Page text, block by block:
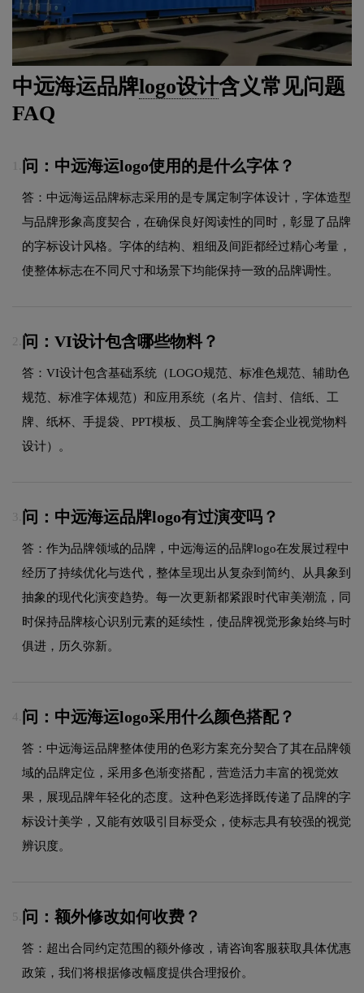
中远海运品牌logo设计含义常见问题
FAQ
问：中远海运logo使用的是什么字体？
答：中远海运品牌标志采用的是专属定制字体设计，字体造型
与品牌形象高度契合，在确保良好阅读性的同时，彰显了品牌
的字标设计风格。字体的结构、粗细及间距都经过精心考量，
使整体标志在不同尺寸和场景下均能保持一致的品牌调性。
2. 问：VI设计包含哪些物料？
答：VI设计包含基础系统（LOGO规范、标准色规范、辅助色
规范、标准字体规范）和应用系统（名片、信封、信纸、工
牌、纸杯、手提袋、PPT模板、员工胸牌等全套企业视觉物料
设计）。
3. 问：中远海运品牌logo有过演变吗？
答：作为品牌领域的品牌，中远海运的品牌logo在发展过程中
经历了持续优化与迭代，整体呈现出从复杂到简约、从具象到
抽象的现代化演变趋势。每一次更新都紧跟时代审美潮流，同
时保持品牌核心识别元素的延续性，使品牌视觉形象始终与时
俱进，历久弥新。
4. 问：中远海运logo采用什么颜色搭配？
答：中远海运品牌整体使用的色彩方案充分契合了其在品牌领
域的品牌定位，采用多色渐变搭配，营造活力丰富的视觉效
果，展现品牌年轻化的态度。这种色彩选择既传递了品牌的字
标设计美学，又能有效吸引目标受众，使标志具有较强的视觉
辨识度。
5. 问：额外修改如何收费？
答：超出合同约定范围的额外修改，请咨询客服获取具体优惠
政策，我们将根据修改幅度提供合理报价。